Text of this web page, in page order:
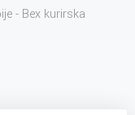
- Bex kurirska